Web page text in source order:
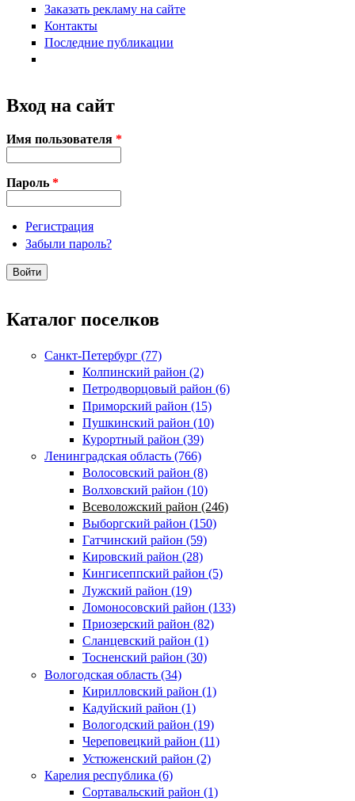
Заказать рекламу на сайте
Контакты
Последние публикации
Вход на сайт
Имя пользователя *
Пароль *
Регистрация
Забыли пароль?
Каталог поселков
Санкт-Петербург (77)
Колпинский район (2)
Петродворцовый район (6)
Приморский район (15)
Пушкинский район (10)
Курортный район (39)
Ленинградская область (766)
Волосовский район (8)
Волховский район (10)
Всеволожский район (246)
Выборгский район (150)
Гатчинский район (59)
Кировский район (28)
Кингисеппский район (5)
Лужский район (19)
Ломоносовский район (133)
Приозерский район (82)
Сланцевский район (1)
Тосненский район (30)
Вологодская область (34)
Кирилловский район (1)
Кадуйский район (1)
Вологодский район (19)
Череповецкий район (11)
Устюженский район (2)
Карелия республика (6)
Сортавальский район (1)